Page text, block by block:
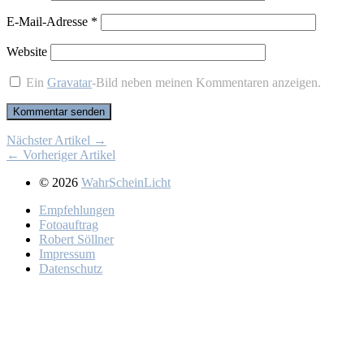
E-Mail-Adresse *
Website
EinGravatar-Bild neben meinen Kommentaren anzeigen.
Nächster Artikel →
← Vorheriger Artikel
© 2026 WahrScheinLicht
Emp­feh­lun­gen
Fo­to­auf­trag
Ro­bert Söll­ner
Im­pres­sum
Da­ten­schutz